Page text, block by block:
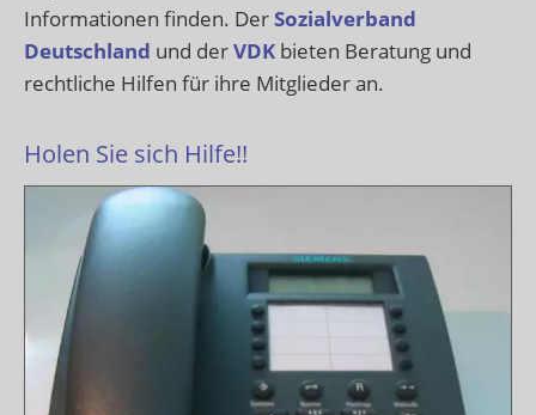
Informationen finden. DerSozialverband
Deutschland und derVDK bieten Beratung und
rechtliche Hilfen für ihre Mitglieder an.
Holen Sie sich Hilfe!!